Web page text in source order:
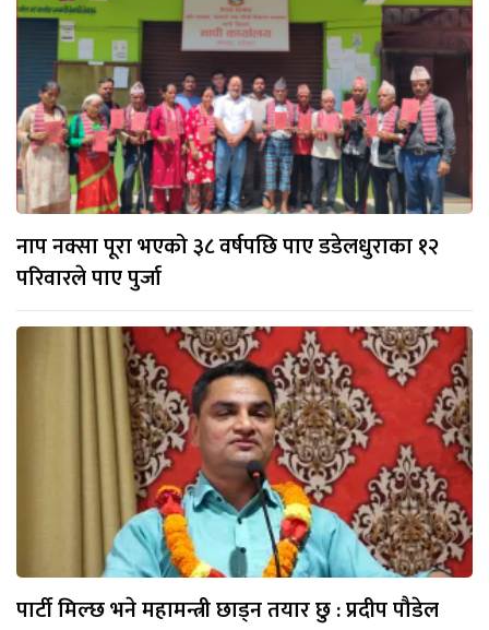
नाप नक्सा पूरा भएको ३८ वर्षपछि पाए डडेलधुराका १२
परिवारले पाए पुर्जा
पार्टी मिल्छ भने महामन्त्री छाड्न तयार छु : प्रदीप पौडेल